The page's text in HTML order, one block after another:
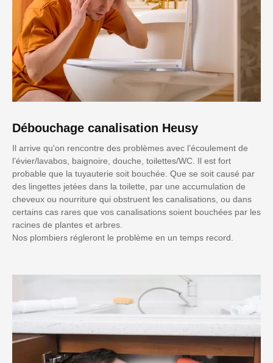
Débouchage canalisation Heusy
Il arrive qu'on rencontre des problèmes avec l’écoulement de
l’évier/lavabos, baignoire, douche, toilettes/WC. Il est fort
probable que la tuyauterie soit bouchée. Que se soit causé par
des lingettes jetées dans la toilette, par une accumulation de
cheveux ou nourriture qui obstruent les canalisations, ou dans
certains cas rares que vos canalisations soient bouchées par les
racines de plantes et arbres.
Nos plombiers régleront le problème en un temps record.